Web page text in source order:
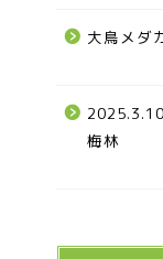
大鳥メダ
梅林